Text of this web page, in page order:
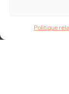
Politique
Langues